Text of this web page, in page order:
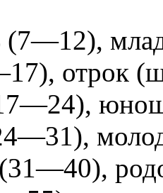
отрок